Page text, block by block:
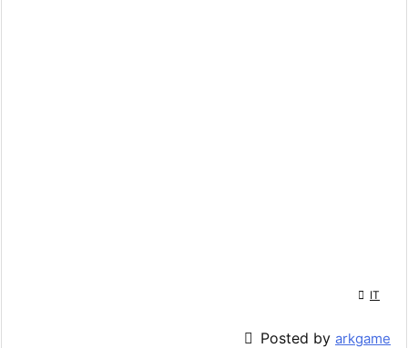
 IT
 Posted by arkgame